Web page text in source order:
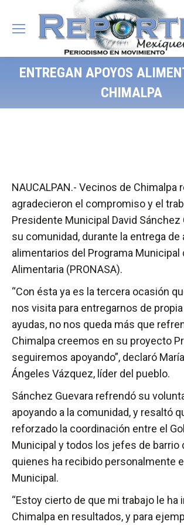
ENTREGAN APOYOS
CHIMALPA
NAUCALPAN.- Vecinos de Chimalpa
agradecieron el compromiso y el
Presidente Municipal David Sánchez
su comunidad, durante la entrega de
alimentarios del Programa Municipal
Alimentaria (PRONASA).
“Con ésta ya es la tercera ocasión
nos visita para entregarnos de
ayudas, no nos queda más que
Chimalpa creemos en su proyecto
seguiremos apoyando”, declaró
Ángeles Vázquez, líder del pueblo.
Sánchez Guevara refrendó su
apoyando a la comunidad, y resaltó
reforzado la coordinación entre el
Municipal y todos los jefes de barrio
quienes ha recibido personalmente
Municipal.
“Estoy cierto de que mi trabajo le ha
Chimalpa en resultados, y para